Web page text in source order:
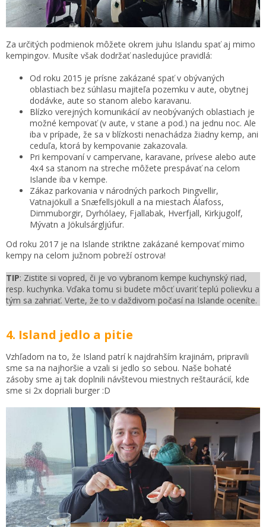
Za určitých podmienok môžete okrem juhu Islandu spať aj mimo
kempingov. Musíte však dodržať nasledujúce pravidlá:
Od roku 2015 je prísne zakázané spať v obývaných
oblastiach bez súhlasu majiteľa pozemku v aute, obytnej
dodávke, aute so stanom alebo karavanu.
Blízko verejných komunikácií av neobývaných oblastiach je
možné kempovať (v aute, v stane a pod.) na jednu noc. Ale
iba v prípade, že sa v blízkosti nenachádza žiadny kemp, ani
ceduľa, ktorá by kempovanie zakazovala.
Pri kempovaní v campervane, karavane, prívese alebo aute
4x4 sa stanom na streche môžete prespávať na celom
Islande iba v kempe.
Zákaz parkovania v národných parkoch Þingvellir,
Vatnajökull a Snæfellsjökull a na miestach Álafoss,
Dimmuborgir, Dyrhólaey, Fjallabak, Hverfjall, Kirkjugolf,
Mývatn a Jökulsárgljúfur.
Od roku 2017 je na Islande striktne zakázané kempovať mimo
kempy na celom južnom pobreží ostrova!
TIP: Zistite si vopred, či je vo vybranom kempe kuchynský riad,
resp. kuchynka. Vďaka tomu si budete môcť uvariť teplú polievku a
tým sa zahriať. Verte, že to v daždivom počasí na Islande oceníte.
4. Island jedlo a pitie
Vzhľadom na to, že Island patrí k najdrahším krajinám, pripravili
sme sa na najhoršie a vzali si jedlo so sebou. Naše bohaté
zásoby sme aj tak doplnili návštevou miestnych reštaurácií, kde
sme si 2x dopriali burger :D